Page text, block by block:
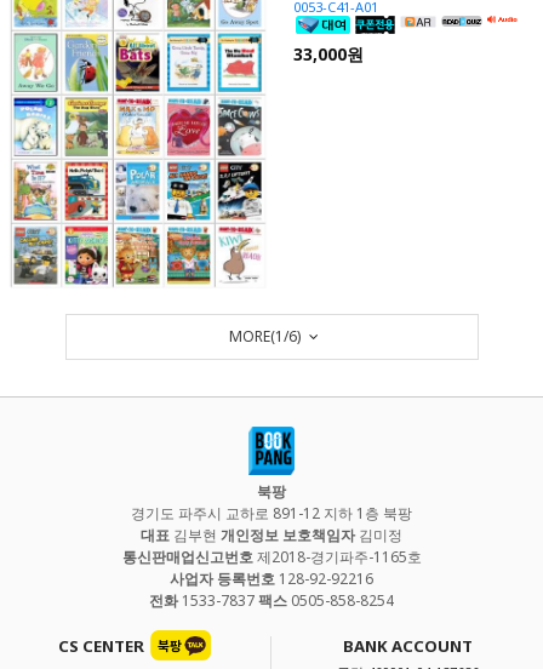
0053-C41-A01
33,000원
MORE(1/6)
북팡
경기도 파주시 교하로 891-12 지하 1층 북팡
대표 김부현 개인정보 보호책임자김미정
통신판매업신고번호제2018-경기파주-1165호
사업자 등록번호 128-92-92216
전화1533-7837팩스 0505-858-8254
CS CENTER BANK ACCOUNT